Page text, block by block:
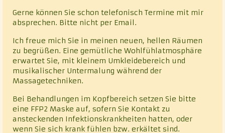
Gerne können Sie schon telefonisch Termine mit mir
absprechen. Bitte nicht per Email.
Ich freue mich Sie in meinen neuen, hellen Räumen
zu begrüßen. Eine gemütliche Wohlfühlatmosphäre
erwartet Sie, mit kleinem Umkleidebereich und
musikalischer Untermalung während der
Massagetechniken.
Bei Behandlungen im Kopfbereich setzen Sie bitte
eine FFP2 Maske auf, sofern Sie Kontakt zu
ansteckenden Infektionskrankheiten hatten, oder
wenn Sie sich krank fühlen bzw. erkältet sind.